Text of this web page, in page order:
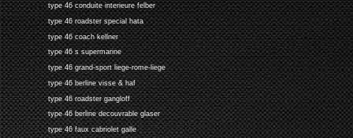
type 46 conduite interieure felber
type 46 roadster special hata
type 46 coach kellner
type 46 s supermarine
type 46 grand-sport liege-rome-liege
type 46 berline visse & haf
type 46 roadster gangloff
type 46 berline decouvrable glaser
type 46 faux cabriolet galle